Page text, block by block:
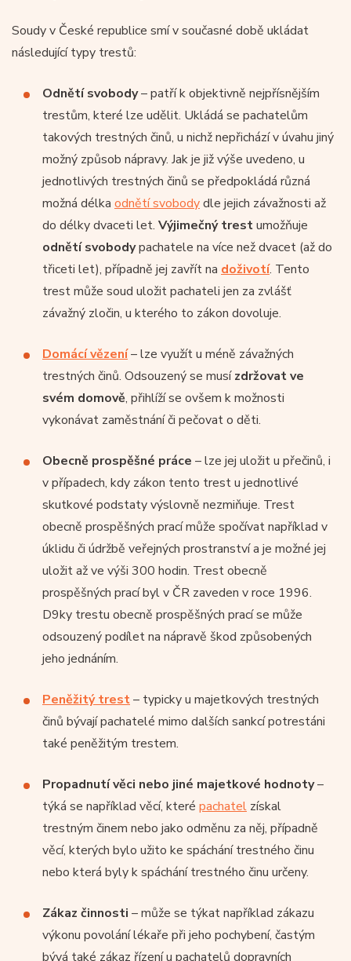
Soudy v České republice smí v současné době ukládat
následující typy trestů:
Odnětí svobody– patří k objektivně nejpřísnějším
trestům, které lze udělit. Ukládá se pachatelům
takových trestných činů, u nichž nepřichází v úvahu jiný
možný způsob nápravy. Jak je již výše uvedeno, u
jednotlivých trestných činů se předpokládá různá
možná délka odnětí svobodydle jejich závažnosti až
do délky dvaceti let. Výjimečný trestumožňuje
odnětí svobodypachatele na více než dvacet (až do
třiceti let), případně jej zavřít na doživotí. Tento
trest může soud uložit pachateli jen za zvlášť
závažný zločin, u kterého to zákon dovoluje.
Domácí vězení– lze využít u méně závažných
trestných činů. Odsouzený se musízdržovat ve
svém domově, přihlíží se ovšem k možnosti
vykonávat zaměstnání či pečovat o děti.
Obecně prospěšné práce – lze jej uložit u přečinů, i
v případech, kdy zákon tento trest u jednotlivé
skutkové podstaty výslovně nezmiňuje. Trest
obecně prospěšných prací může spočívat například v
úklidu či údržbě veřejných prostranství a je možné jej
uložit až ve výši 300 hodin. Trest obecně
prospěšných prací byl v ČR zaveden v roce 1996.
D9ky trestu obecně prospěšných prací se může
odsouzený podílet na nápravě škod způsobených
jeho jednáním.
Peněžitý trest– typicky u majetkových trestných
činů bývají pachatelé mimo dalších sankcí potrestáni
také peněžitým trestem.
Propadnutí věci nebo jiné majetkové hodnoty–
týká se například věcí, které pachatel získal
trestným činem nebo jako odměnu za něj, případně
věcí, kterých bylo užito ke spáchání trestného činu
nebo která byly k spáchání trestného činu určeny.
Zákaz činnosti – může se týkat například zákazu
výkonu povolání lékaře při jeho pochybení, častým
bývá také zákaz řízení u pachatelů dopravních